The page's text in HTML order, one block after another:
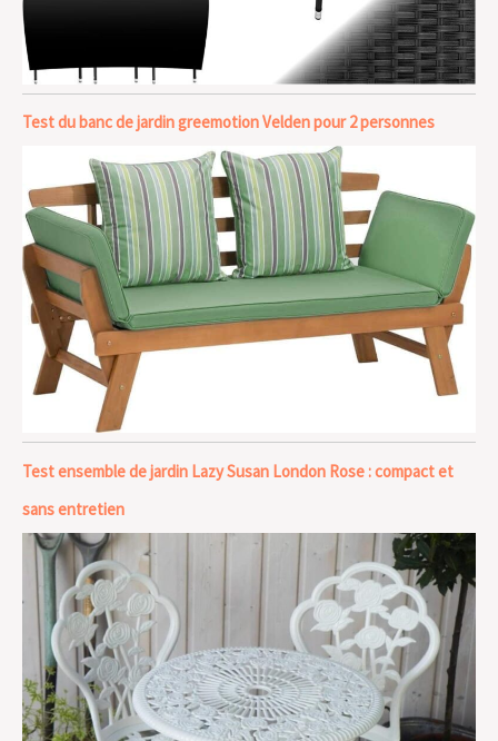
Test du banc de jardin greemotion Velden pour 2 personnes
Test ensemble de jardin Lazy Susan London Rose : compact et
sans entretien